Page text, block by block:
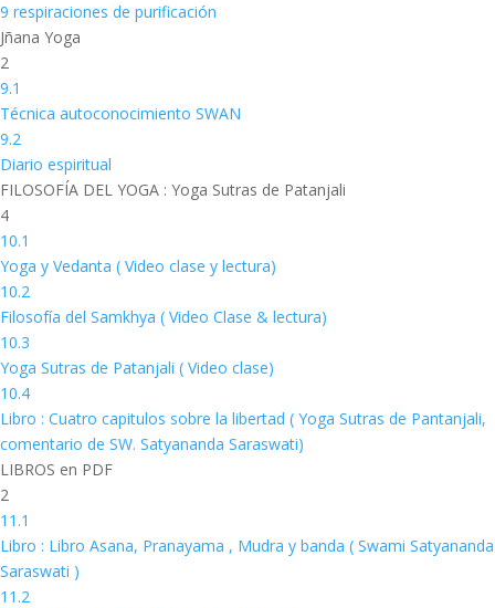
9 respiraciones de purificación
Jñana Yoga
2
9.1
Técnica autoconocimiento SWAN
9.2
Diario espiritual
FILOSOFÍA DEL YOGA : Yoga Sutras de Patanjali
4
10.1
Yoga y Vedanta ( Video clase y lectura)
10.2
Filosofía del Samkhya ( Video Clase & lectura)
10.3
Yoga Sutras de Patanjali ( Video clase)
10.4
Libro : Cuatro capitulos sobre la libertad ( Yoga Sutras de Pantanjali,
comentario de SW. Satyananda Saraswati)
LIBROS en PDF
2
11.1
Libro : Libro Asana, Pranayama , Mudra y banda ( Swami Satyananda
Saraswati )
11.2